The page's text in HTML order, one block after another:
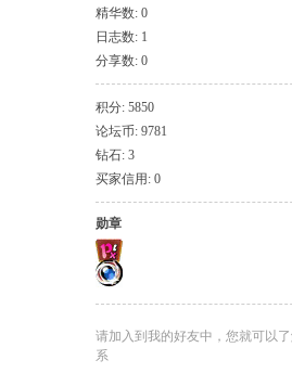
精华数: 0
日志数: 1
分享数: 0
积分: 5850
论坛币: 9781
钻石: 3
买家信用: 0
勋章
请加入到我的好友中，您就可以
系